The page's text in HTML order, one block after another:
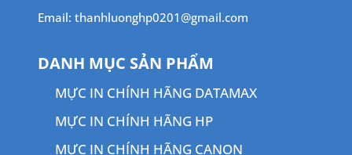
Email: thanhluonghp0201@gmail.com
DANH MỤC SẢN PHẨM
MỰC IN CHÍNH HÃNG DATAMAX
MỰC IN CHÍNH HÃNG HP
MỰC IN CHÍNH HÃNG CANON